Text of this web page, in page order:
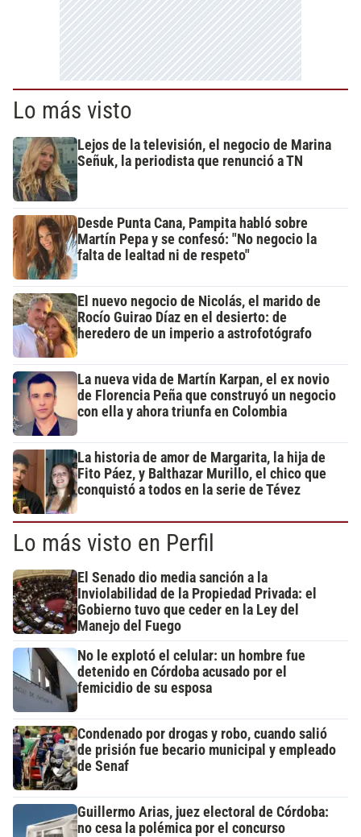
Lo más visto
Lejos de la televisión, el negocio de Marina
Señuk, la periodista que renunció a TN
Desde Punta Cana, Pampita habló sobre
Martín Pepa y se confesó: "No negocio la
falta de lealtad ni de respeto"
El nuevo negocio de Nicolás, el marido de
Rocío Guirao Díaz en el desierto: de
heredero de un imperio a astrofotógrafo
La nueva vida de Martín Karpan, el ex novio
de Florencia Peña que construyó un negocio
con ella y ahora triunfa en Colombia
La historia de amor de Margarita, la hija de
Fito Páez, y Balthazar Murillo, el chico que
conquistó a todos en la serie de Tévez
Lo más visto en Perfil
El Senado dio media sanción a la
Inviolabilidad de la Propiedad Privada: el
Gobierno tuvo que ceder en la Ley del
Manejo del Fuego
No le explotó el celular: un hombre fue
detenido en Córdoba acusado por el
femicidio de su esposa
Condenado por drogas y robo, cuando salió
de prisión fue becario municipal y empleado
de Senaf
Guillermo Arias, juez electoral de Córdoba:
no cesa la polémica por el concurso